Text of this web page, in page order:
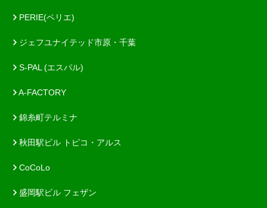
PERIE(ペリエ)
ジェフユナイテッド市原・千葉
S-PAL (エスパル)
A-FACTORY
錦糸町テルミナ
秋田駅ビル トピコ・アルス
CoCoLo
盛岡駅ビル フェザン